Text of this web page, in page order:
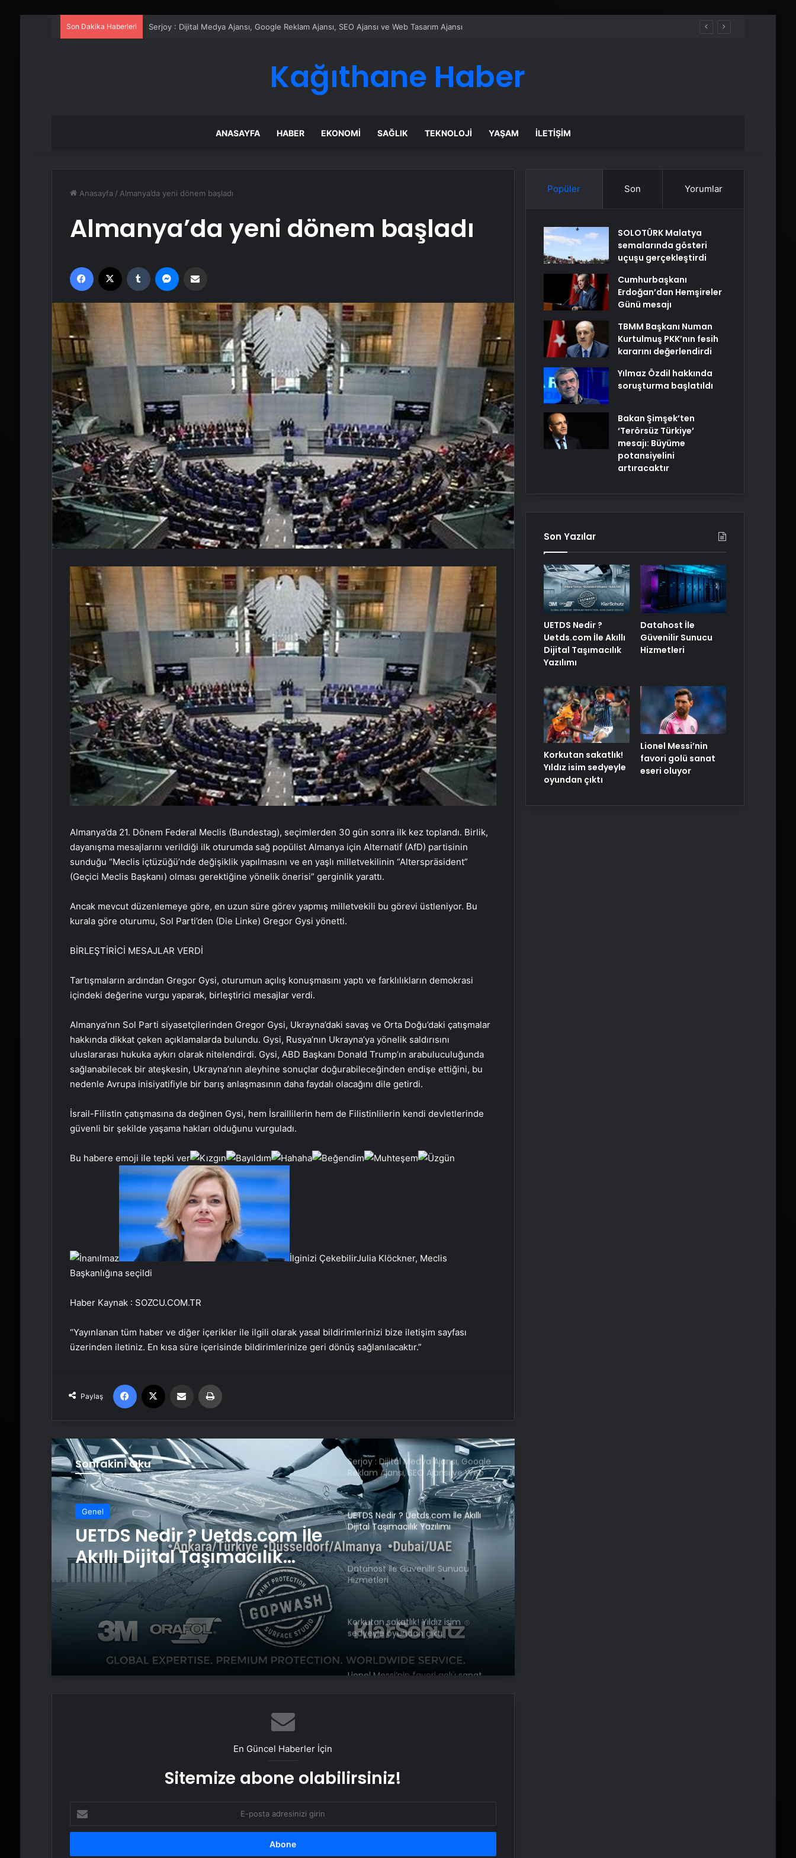
Son Dakika Haberleri UETDS Nedir ? Uetds.com İle Akıllı Dijital Taşımacılık Yazılımı
Kağıthane Haber
ANASAYFA HABER EKONOMI SAĞLIK TEKNOLOJI YAŞAM İLETIŞIM
Anasayfa / Almanya’da yeni dönem başladı
Almanya’da yeni dönem başladı
Facebook Tumblr
Almanya’da 21. Dönem Federal Meclis (Bundestag), seçimlerden 30 gün sonra ilk kez toplandı. Birlik,
dayanışma mesajlarını verildiği ilk oturumda sağ popülist Almanya için Alternatif (AfD) partisinin
sunduğu “Meclis içtüzüğü’nde değişiklik yapılmasını ve en yaşlı milletvekilinin “Alterspräsident”
(Geçici Meclis Başkanı) olması gerektiğine yönelik önerisi” gerginlik yarattı.
Ancak mevcut düzenlemeye göre, en uzun süre görev yapmış milletvekili bu görevi üstleniyor. Bu
kurala göre oturumu, Sol Parti’den (Die Linke) Gregor Gysi yönetti.
BİRLEŞTİRİCİ MESAJLAR VERDİ
Tartışmaların ardından Gregor Gysi, oturumun açılış konuşmasını yaptı ve farklılıkların demokrasi
içindeki değerine vurgu yaparak, birleştirici mesajlar verdi.
Almanya’nın Sol Parti siyasetçilerinden Gregor Gysi, Ukrayna’daki savaş ve Orta Doğu’daki çatışmalar
hakkında dikkat çeken açıklamalarda bulundu. Gysi, Rusya’nın Ukrayna’ya yönelik saldırısını
uluslararası hukuka aykırı olarak nitelendirdi. Gysi, ABD Başkanı Donald Trump’ın arabuluculuğunda
sağlanabilecek bir ateşkesin, Ukrayna’nın aleyhine sonuçlar doğurabileceğinden endişe ettiğini, bu
nedenle Avrupa inisiyatifiyle bir barış anlaşmasının daha faydalı olacağını dile getirdi.
İsrail-Filistin çatışmasına da değinen Gysi, hem İsraillilerin hem de Filistinlilerin kendi devletlerinde
güvenli bir şekilde yaşama hakları olduğunu vurguladı.
Bu habere emoji ile tepki ver
İlginizi ÇekebilirJulia Klöckner, Meclis
Başkanlığına seçildi
Haber Kaynak : SOZCU.COM.TR
“Yayınlanan tüm haber ve diğer içerikler ile ilgili olarak yasal bildirimlerinizi bize iletişim sayfası
üzerinden iletiniz. En kısa süre içerisinde bildirimlerinize geri dönüş sağlanılacaktır.”
Paylaş
Facebook Email'den paylaş
Sonrakini Oku
Genel
UETDS Nedir ? Uetds.com İle
Akıllı Dijital Taşımacılık
Yazılımı
Kocaelispor, Batuhan Şen’le yolları
Dursun Özbek ve Ertuğrul Doğan
Serjoy : Dijital Medya Ajansı, Google
Reklam Ajansı, SEO Ajansı ve Web
Tasarım Ajansı
UETDS Nedir ? Uetds.com İle Akıllı
Dijital Taşımacılık Yazılımı
Datahost İle Güvenilir Sunucu
Hizmetleri
Korkutan sakatlık! Yıldız isim
sedyeyle oyundan çıktı
Lionel Messi’nin favori golü sanat
Galatasaray’a geri döndü!
En Güncel Haberler İçin
Sitemize abone olabilirsiniz!
posta
adresinizi
Popüler Son Yorumlar
SOLOTÜRK Malatya
semalarında gösteri
uçuşu gerçekleştirdi
Cumhurbaşkanı
Erdoğan’dan Hemşireler
Günü mesajı
TBMM Başkanı Numan
Kurtulmuş PKK’nın fesih
kararını değerlendirdi
Yılmaz Özdil hakkında
soruşturma başlatıldı
Bakan Şimşek’ten
‘Terörsüz Türkiye’
mesajı: Büyüme
potansiyelini
artıracaktır
Son Yazılar
UETDS Nedir ?
Uetds.com İle Akıllı
Dijital Taşımacılık
Yazılımı
Datahost İle
Güvenilir Sunucu
Hizmetleri
Korkutan sakatlık!
Yıldız isim sedyeyle
oyundan çıktı
Lionel Messi’nin
favori golü sanat
eseri oluyor